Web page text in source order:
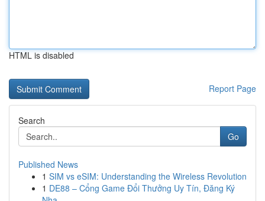
HTML is disabled
Report Page
Search
Go
Published News
1 SIM vs eSIM: Understanding the Wireless Revolution
1 DE88 – Cổng Game Đổi Thưởng Uy Tín, Đăng Ký